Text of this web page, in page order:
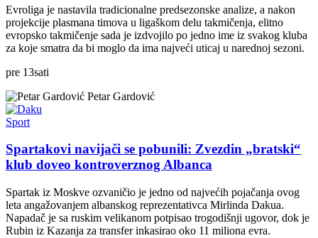
Evroliga je nastavila tradicionalne predsezonske analize, a nakon
projekcije plasmana timova u ligaškom delu takmičenja, elitno
evropsko takmičenje sada je izdvojilo po jedno ime iz svakog kluba
za koje smatra da bi moglo da ima najveći uticaj u narednoj sezoni.
pre 13sati
Petar Gardović
Sport
Spartakovi navijači se pobunili: Zvezdin „bratski“
klub doveo kontroverznog Albanca
Spartak iz Moskve ozvaničio je jedno od najvećih pojačanja ovog
leta angažovanjem albanskog reprezentativca Mirlinda Dakua.
Napadač je sa ruskim velikanom potpisao trogodišnji ugovor, dok je
Rubin iz Kazanja za transfer inkasirao oko 11 miliona evra.